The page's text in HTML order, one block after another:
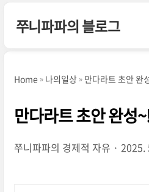
쭈니파파의 블로그
Home 나의일상 만다라트 초안
만다라트 초안 완성
쭈니파파의 경제적 자유 2025.